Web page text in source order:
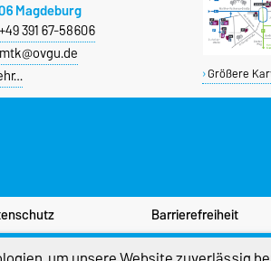
Magdeburg
+49 391 67-58606
mtk@ovgu.de
Größere
Barrierefreiheit